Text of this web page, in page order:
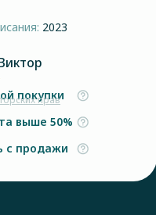
2023
прав
покупки
выше 50%
с продажи